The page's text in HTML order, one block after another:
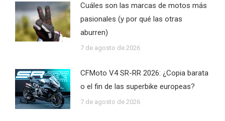
Cuáles son las marcas de motos más
pasionales (y por qué las otras
aburren)
7 de agosto de 2026
CFMoto V4 SR-RR 2026: ¿Copia barata
o el fin de las superbike europeas?
7 de agosto de 2026